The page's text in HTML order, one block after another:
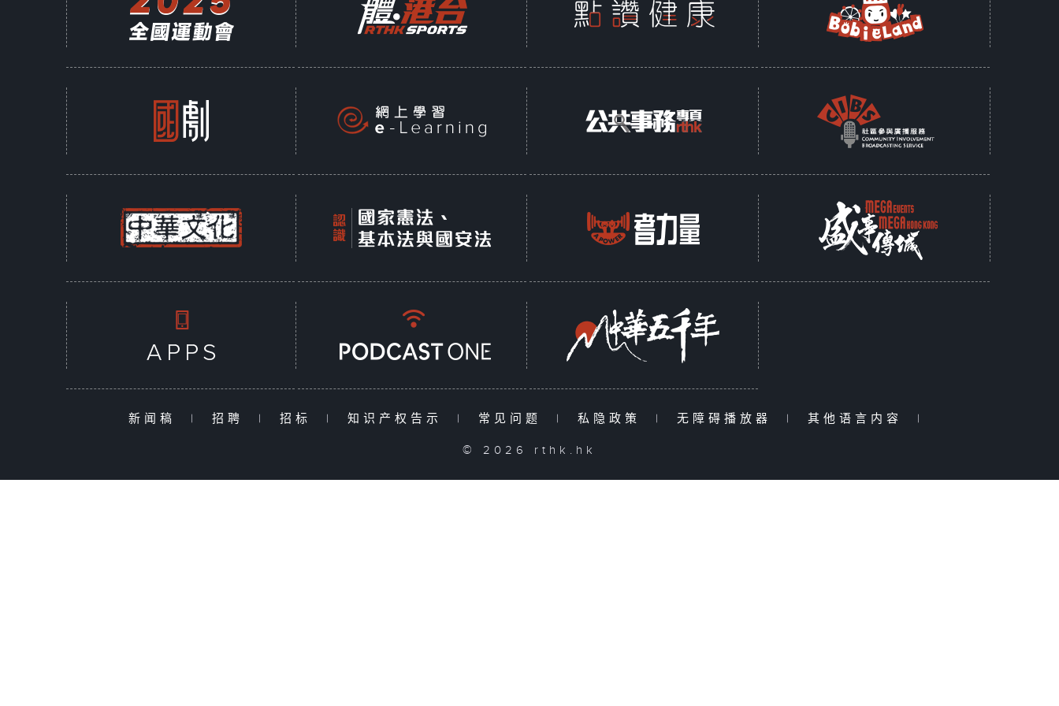
新闻稿 | 招聘 | 招标 | 知识产权告示 | 常见问题 | 私隐政策 | 无障碍播放器 | 其他语言内容 |
© 2026 rthk.hk